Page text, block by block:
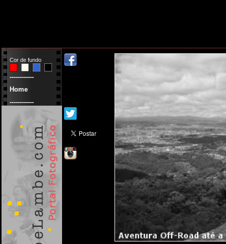
Cor de fundo
------------
Home
------------